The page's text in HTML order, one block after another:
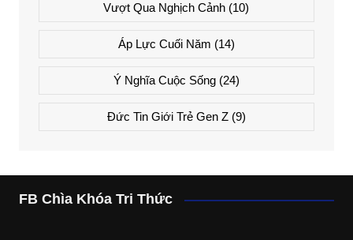
Vượt Qua Nghịch Cảnh (10)
Áp Lực Cuối Năm (14)
Ý Nghĩa Cuộc Sống(24)
Đức Tin Giới Trẻ Gen Z(9)
FB Chìa Khóa Tri Thức